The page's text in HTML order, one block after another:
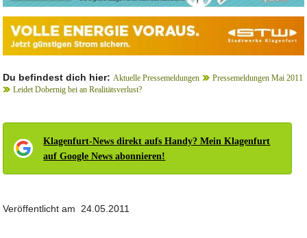
Du befindest dich hier: Aktuelle Pressemeldungen
Pressemeldungen Mai 2011
Leidet Dobernig bei an Realitätsverlust?
Klagenfurt-News direkt aufs Handy? Mein Klagenfurt
auf Google News abonnieren!
Veröffentlicht am 24.05.2011